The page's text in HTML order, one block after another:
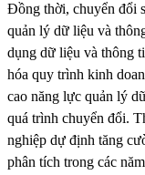
Đồng thời, chuyển đổi
quản lý dữ liệu và
dụng dữ liệu và thông
hóa quy trình kinh
cao năng lực quản lý
quá trình chuyển đổi.
nghiệp dự định tăng
phân tích trong các